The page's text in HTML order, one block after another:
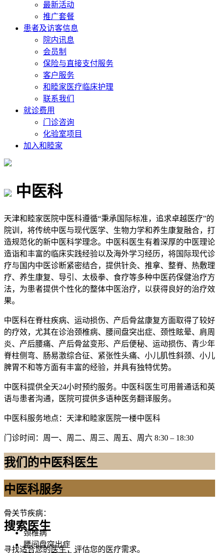
最新活动
推广套餐
患者及访客信息
院内讯息
会员制
保险与直接支付服务
客户服务
和睦家医疗临床护理
联系我们
就诊费用
门诊咨询
化验室项目
加入和睦家
中医科
天津和睦家医院中医科遵循“秉承国际标准，追求卓越医疗”的
院训，将传统中医与现代医学、生物力学和养生康复融合，打
造规范化的新中医科学理念。中医科医生有着深厚的中医理论
造诣和丰富的临床实践经验以及海外学习经历，将国际现代诊
疗与国内中医诊断紧密结合，提供针灸、推拿、整脊、热敷理
疗、养生康复、导引、太极拳、食疗等多种中医药保健治疗方
法，为患者提供个性化的整体中医治疗，以获得良好的治疗效
果。
中医科在脊柱疾病、运动损伤、产后骨盆康复方面取得了较好
的疗效，尤其在诊治颈椎病、腰间盘突出症、颈性眩晕、肩周
炎、产后腰痛、产后骨盆变形、产后便秘、运动损伤、青少年
脊柱侧弯、肠易激综合征、紧张性头痛、小儿肌性斜颈、小儿
脾胃不和等方面有丰富的经验，并具有独特优势。
中医科提供全天24小时预约服务。中医科医生可用普通话和英
语与患者沟通，医院可提供多语种医务翻译服务。
中医科服务地点：天津和睦家医院一楼中医科
门诊时间：周一、周二、周三、周五、周六 8:30 – 18:30
我们的中医科医生
中医科服务
骨关节疾病：
颈椎病
腰间盘突出症
搜索医生
寻找适合您的医生，评估您的医疗需求。